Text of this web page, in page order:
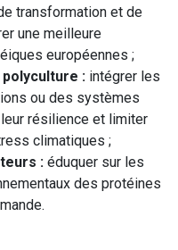
transformation et de
une meilleure
européennes ;
: intégrer les
ou des systèmes
résilience et limiter
climatiques ;
: éduquer sur les
des protéines